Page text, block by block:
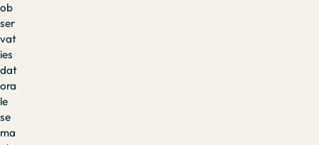
ob
ser
vat
ies
dat
ora
le
se
ma